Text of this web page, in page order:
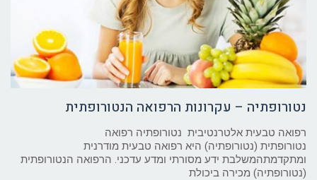
נטורופתיה – עקרונות הרפואה הנטורופתית
רפואה טבעית אלטרנטיבית נטורופתיה רפואה
נטורופתית (נטורופתיה) היא רפואה טבעית מודרנית
ומתקדמתהמשלבת ידע מסורתי ומדע עדכני. הרפואה הנטורופתית
(נטורופתיה) מכירה ביכולת